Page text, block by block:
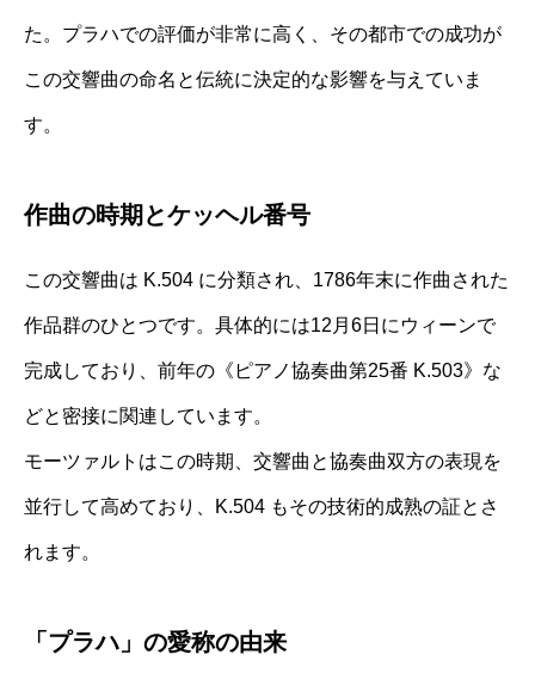
た。プラハでの評価が非常に高く、その都市での成功が
この交響曲の命名と伝統に決定的な影響を与えていま
す。
作曲の時期とケッヘル番号
この交響曲は K.504 に分類され、1786年末に作曲された
作品群のひとつです。具体的には12月6日にウィーンで
完成しており、前年の《ピアノ協奏曲第25番 K.503》な
どと密接に関連しています。
モーツァルトはこの時期、交響曲と協奏曲双方の表現を
並行して高めており、K.504 もその技術的成熟の証とさ
れます。
「プラハ」の愛称の由来